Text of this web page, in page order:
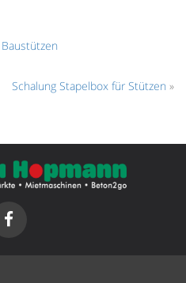
Schalung Stapelbox für Stützen »